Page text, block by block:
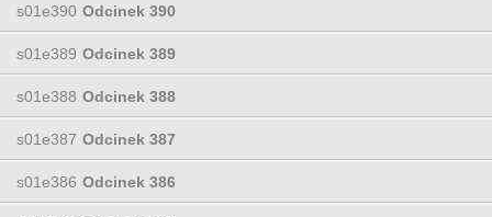
s01e390 Odcinek 390
s01e389 Odcinek 389
s01e388 Odcinek 388
s01e387 Odcinek 387
s01e386 Odcinek 386